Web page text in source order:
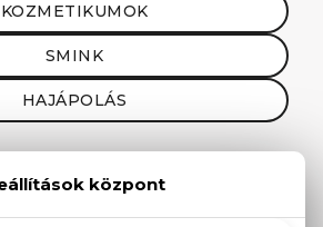
KOZMETIKUMOK
SMINK
HAJÁPOLÁS
Beyoncé gyermekkora óta a
édesapja és divattervező